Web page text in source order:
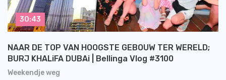
Weekendje weg
NAAR DE TOP VAN HOOGSTE GEBOUW TER WERELD;
BURJ KHALiFA DUBAi | Bellinga Vlog #3100
30:43